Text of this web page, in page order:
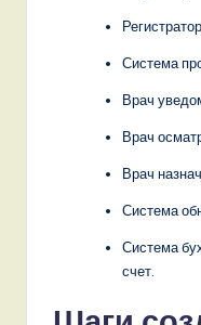
Система
Врач
Врач
Врач
Система
Система
счет.